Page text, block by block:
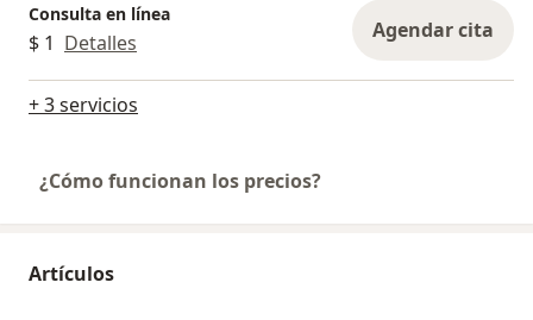
Consulta en línea
$ 1 Detalles Agendar cita
+ 3 servicios
¿Cómo funcionan los precios?
Artículos